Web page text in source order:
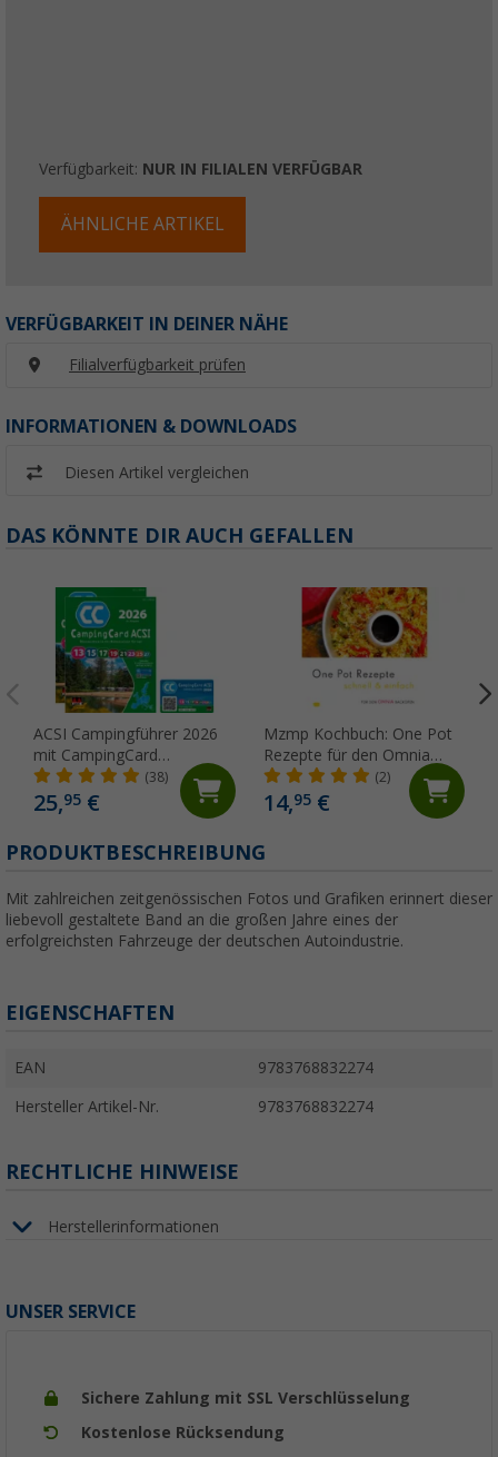
Verfügbarkeit: NUR IN FILIALEN VERFÜGBAR
ÄHNLICHE ARTIKEL
VERFÜGBARKEIT IN DEINER NÄHE
Filialverfügbarkeit prüfen
INFORMATIONEN & DOWNLOADS
Diesen Artikel vergleichen
DAS KÖNNTE DIR AUCH GEFALLEN
ACSI Campingführer 2026
mit CampingCard
Ermäßigungskarte
(Deutsch)
(38)
25,95 €
Mzmp Kochbuch: One Pot
Rezepte für den Omnia
Backofen
(2)
14,95€
PRODUKTBESCHREIBUNG
Mit zahlreichen zeitgenössischen Fotos und Grafiken erinnert dieser
liebevoll gestaltete Band an die großen Jahre eines der
erfolgreichsten Fahrzeuge der deutschen Autoindustrie.
EIGENSCHAFTEN
EAN 9783768832274
Hersteller Artikel-Nr. 9783768832274
RECHTLICHE HINWEISE
Herstellerinformationen
UNSER SERVICE
Sichere Zahlung mit SSL Verschlüsselung
Kostenlose Rücksendung